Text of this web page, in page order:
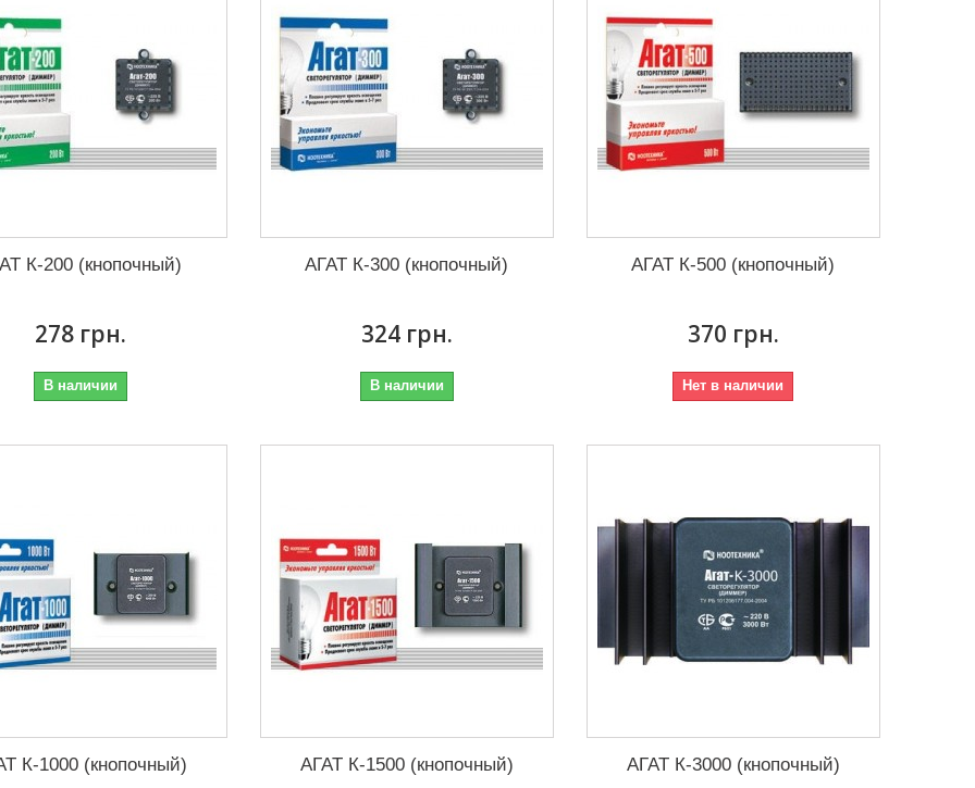
К-200 (кнопочный)
278 грн.
В наличии
АГАТ К-300 (кнопочный)
324 грн.
В наличии
АГАТ К-500 (кнопочный)
370 грн.
Нет в наличии
К-1000 (кнопочный) АГАТ К-1500 (кнопочный) АГАТ К-3000 (кнопочный)